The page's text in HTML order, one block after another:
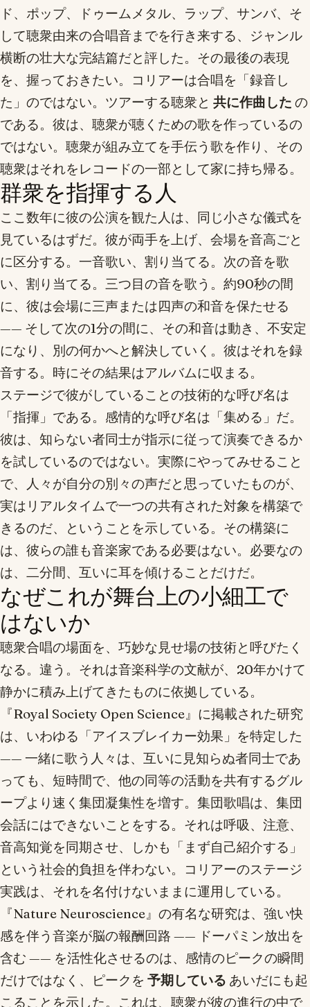
ド、ポップ、ドゥームメタル、ラップ、サンバ、そ
して聴衆由来の合唱音までを行き来する、ジャンル
横断の壮大な完結篇だと評した。その最後の表現
を、握っておきたい。コリアーは合唱を「録音し
た」のではない。ツアーする聴衆と 共に作曲した の
である。彼は、聴衆が聴くための歌を作っているの
ではない。聴衆が組み立てを手伝う歌を作り、その
聴衆はそれをレコードの一部として家に持ち帰る。
群衆を指揮する人
ここ数年に彼の公演を観た人は、同じ小さな儀式を
見ているはずだ。彼が両手を上げ、会場を音高ごと
に区分する。一音歌い、割り当てる。次の音を歌
い、割り当てる。三つ目の音を歌う。約90秒の間
に、彼は会場に三声または四声の和音を保たせる
—— そして次の1分の間に、その和音は動き、不安定
になり、別の何かへと解決していく。彼はそれを録
音する。時にその結果はアルバムに収まる。
ステージで彼がしていることの技術的な呼び名は
「指揮」である。感情的な呼び名は「集める」だ。
彼は、知らない者同士が指示に従って演奏できるか
を試しているのではない。実際にやってみせること
で、人々が自分の別々の声だと思っていたものが、
実はリアルタイムで一つの共有された対象を構築で
きるのだ、ということを示している。その構築に
は、彼らの誰も音楽家である必要はない。必要なの
は、二分間、互いに耳を傾けることだけだ。
なぜこれが舞台上の小細工で
はないか
聴衆合唱の場面を、巧妙な見せ場の技術と呼びたく
なる。違う。それは音楽科学の文献が、20年かけて
静かに積み上げてきたものに依拠している。
『Royal Society Open Science』に掲載された研究
は、いわゆる「アイスブレイカー効果」を特定した
—— 一緒に歌う人々は、互いに見知らぬ者同士であ
っても、短時間で、他の同等の活動を共有するグル
ープより速く集団凝集性を増す。集団歌唱は、集団
会話にはできないことをする。それは呼吸、注意、
音高知覚を同期させ、しかも「まず自己紹介する」
という社会的負担を伴わない。コリアーのステージ
実践は、それを名付けないままに運用している。
『Nature Neuroscience』の有名な研究は、強い快
感を伴う音楽が脳の報酬回路 —— ドーパミン放出を
含む —— を活性化させるのは、感情のピークの瞬間
だけではなく、ピークを 予期している あいだにも起
こることを示した。これは、聴衆が彼の進行の中で